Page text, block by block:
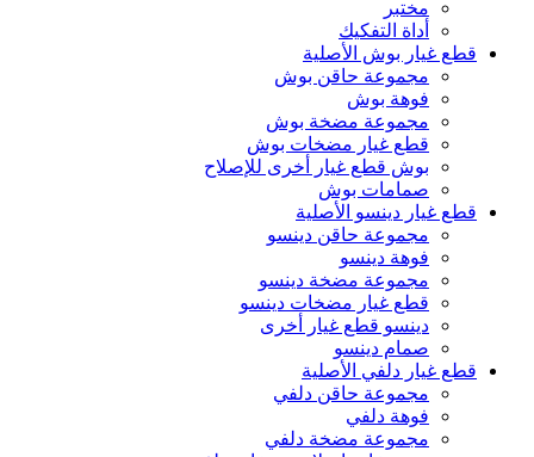
مختبر
أداة التفكيك
قطع غيار بوش الأصلية
مجموعة حاقن بوش
فوهة بوش
مجموعة مضخة بوش
قطع غيار مضخات بوش
بوش قطع غيار أخرى للإصلاح
صمامات بوش
قطع غيار دينسو الأصلية
مجموعة حاقن دينسو
فوهة دينسو
مجموعة مضخة دينسو
قطع غيار مضخات دينسو
دينسو قطع غيار أخرى
صمام دينسو
قطع غيار دلفي الأصلية
مجموعة حاقن دلفي
فوهة دلفي
مجموعة مضخة دلفي